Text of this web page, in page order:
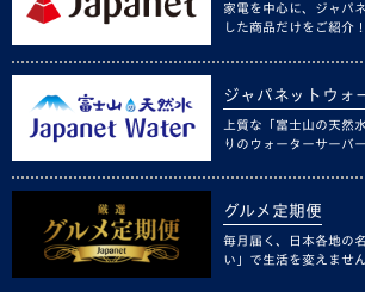
家電を中心に、ジャパ
した商品だけをご紹介！
ジャパネットウォ
上質な「富士山の天然
りのウォーターサーバー
グルメ定期便
毎月届く、日本各地の
い」で生活を変えませ